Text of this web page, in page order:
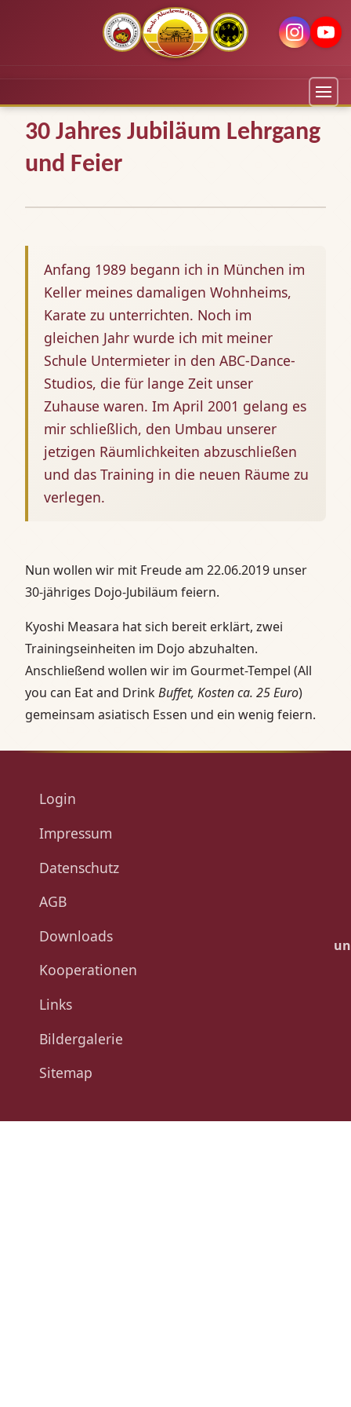
30 Jahres Jubiläum Lehrgang
und Feier
Anfang 1989 begann ich in München im
Keller meines damaligen Wohnheims,
Karate zu unterrichten. Noch im
gleichen Jahr wurde ich mit meiner
Schule Untermieter in den ABC-Dance-
Studios, die für lange Zeit unser
Zuhause waren. Im April 2001 gelang es
mir schließlich, den Umbau unserer
jetzigen Räumlichkeiten abzuschließen
und das Training in die neuen Räume zu
verlegen.
Nun wollen wir mit Freude am 22.06.2019 unser
30-jähriges Dojo-Jubiläum feiern.
Kyoshi Measara hat sich bereit erklärt, zwei
Trainingseinheiten im Dojo abzuhalten.
Anschließend wollen wir im Gourmet-Tempel (All
you can Eat and DrinkBuffet, Kosten ca. 25 Euro)
gemeinsam asiatisch Essen und ein wenig feiern.
Login
Impressum
Datenschutz
AGB
Downloads
Kooperationen
Links
Bildergalerie
Sitemap